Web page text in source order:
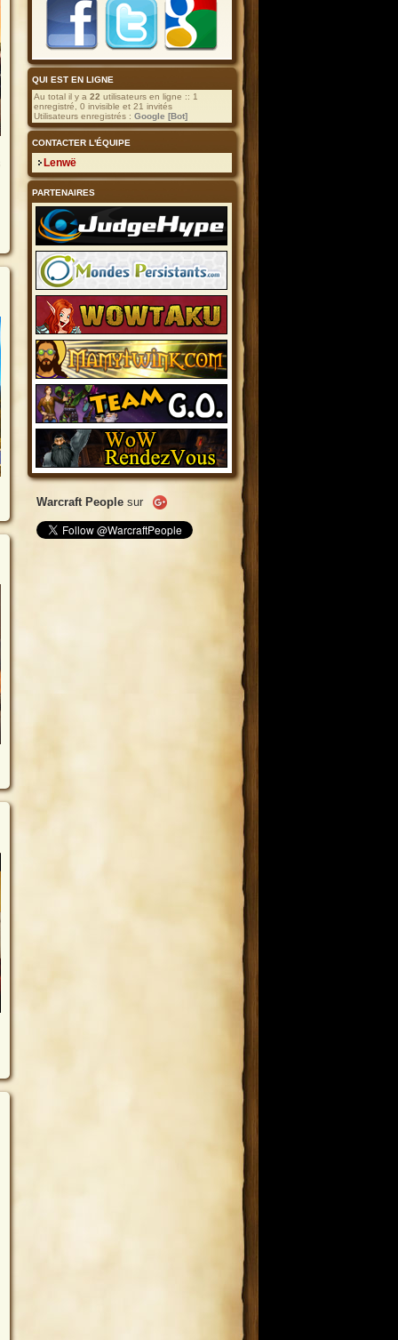
QUI EST EN LIGNE
Au total il y a 22 utilisateurs en ligne :: 1
enregistré, 0 invisible et 21 invités
Utilisateurs enregistrés : Google [Bot]
CONTACTER L'ÉQUIPE
Lenwë
PARTENAIRES
Warcraft People sur